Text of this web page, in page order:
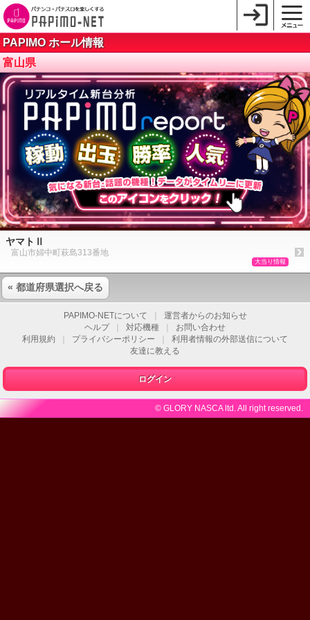
PAPIMO ホール情報
富山県
ヤマトⅡ
富山市婦中町萩島313番地
大当り情報
« 都道府県選択へ戻る
PAPIMO-NETについて
運営者からのお知らせ
ヘルプ
対応機種
お問い合わせ
利用規約
プライバシーポリシー
利用者情報の外部送信について
友達に教える
ログイン
© GLORY NASCA ltd. All right reserved.